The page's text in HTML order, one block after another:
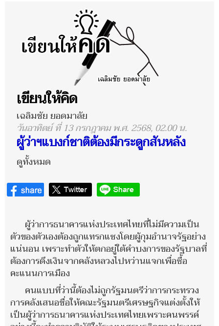
เขียนให้คิด
เฉลิมชัย ยอดมาลัย
วันอาทิตย์ ที่ 13 กรกฎาคม พ.ศ. 2568, 02.00 น.
ผู้ว่าฯแบงก์ชาติต้องมีกระดูกสันหลัง
ดูทั้งหมด
ผู้ว่าการธนาคารแห่งประเทศไทยที่ไม่มีความเป็น
ตัวของตัวเองต้องถูกแทรกแซงโดยผู้กุมอำนาจรัฐอย่าง
แน่นอน เพราะทำตัวให้ตกอยู่ใต้คำบงการของรัฐบาลที่
ต้องการดึงเงินจากคลังหลวงไปหว่านแจกเพื่อซื้อ
คะแนนการเมือง
คนแบบที่ว่านี้ต้องไม่ถูกรัฐมนตรีว่าการกระทรวง
การคลังเสนอชื่อให้คณะรัฐมนตรีเศรษฐกิจแต่งตั้งให้
เป็นผู้ว่าการธนาคารแห่งประเทศไทยเพราะคนพรรค์